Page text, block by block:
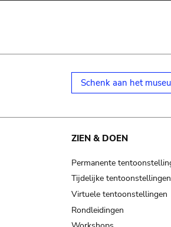
Schenk aan het
ZIEN & DOEN
Permanente
Tijdelijke tentoonstellingen
Virtuele tentoonstellingen
Rondleidingen